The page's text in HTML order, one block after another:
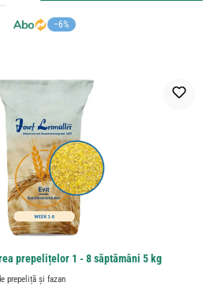
−6%
prepelițelor 1 - 8 săptămâni 5 kg
prepeliță și fazan